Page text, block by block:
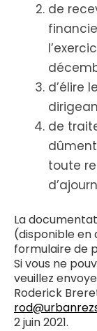
de
d’élire
de
toute
La
(disponible en
formulaire de
Si vous ne
veuillez
Roderick
2 juin 2021.